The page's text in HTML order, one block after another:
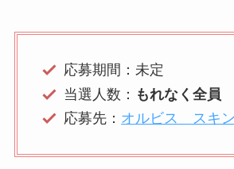
応募期間：未定
当選人数： もれなく全員
応募先： オルビス スキ